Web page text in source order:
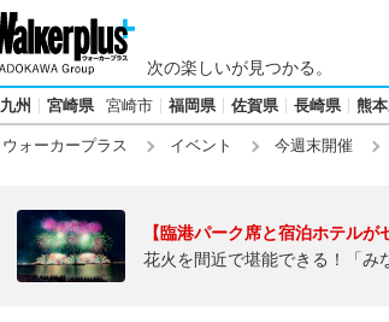
次の楽しいが見つかる。
九州 宮崎県 宮崎市 福岡県 佐賀県 長崎県 熊
ウォーカープラス イベント 今週末開催
【臨港パーク席と宿泊ホテルが
花火を間近で堪能できる！「み